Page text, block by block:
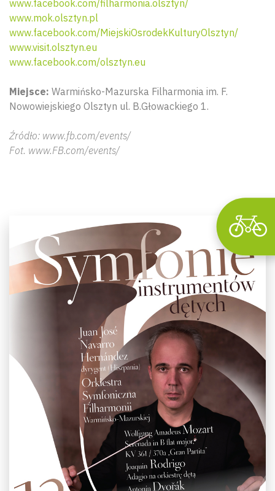
www.facebook.com/filharmonia.olsztyn/
www.mok.olsztyn.pl
www.facebook.com/MiejskiOsrodekKulturyOlsztyn/
www.visit.olsztyn.eu
www.facebook.com/olsztyn.eu
Miejsce: Warmińsko-Mazurska Filharmonia im. F.
Nowowiejskiego Olsztyn ul. B.Głowackiego 1.
Źródło: www.fb.com/events/
Fot. www.FB.com/events/